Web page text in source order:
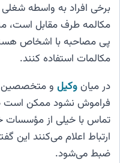
برخی افراد به واسطه
مکالمه طرف مقابل است،
پی مصاحبه با اشخاص
مکالمات استفاده کنند.
در میانوکیل و متخصصین
فراموش نشود ممکن است
تماس با خیلی از مؤسسات
ارتباط اعلام می‌کنند این
ضبط می‌شود.